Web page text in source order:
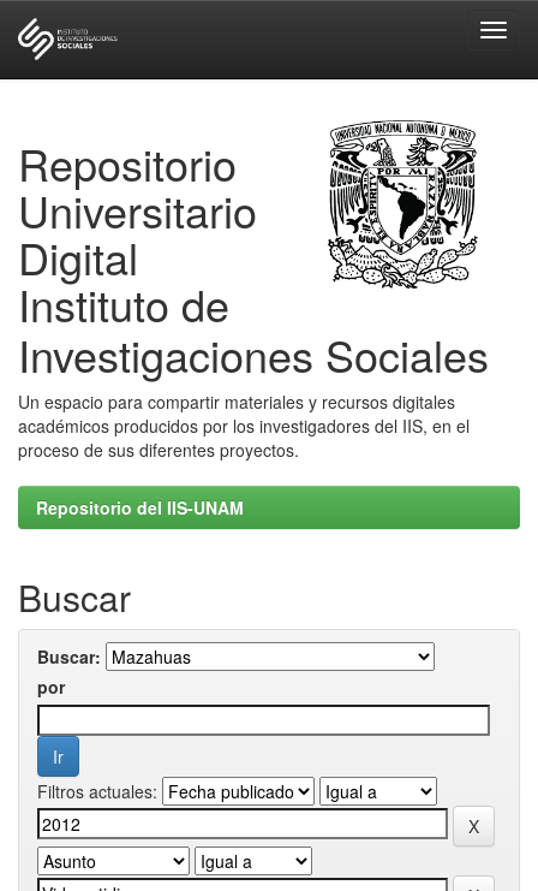
Repositorio
Universitario
Digital
Instituto de
Investigaciones Sociales
Un espacio para compartir materiales y recursos digitales
académicos producidos por los investigadores del IIS, en el
proceso de sus diferentes proyectos.
Repositorio del IIS-UNAM
Buscar
Buscar:
por
Filtros actuales: